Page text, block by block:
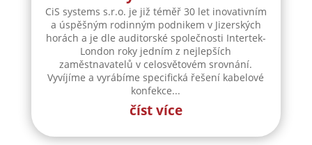
CiS systems s.r.o. je již téměř 30 let inovativním
a úspěšným rodinným podnikem v Jizerských
horách a je dle auditorské společnosti Intertek-
London roky jedním z nejlepších
zaměstnavatelů v celosvětovém srovnání.
Vyvíjíme a vyrábíme specifická řešení kabelové
konfekce...
číst více